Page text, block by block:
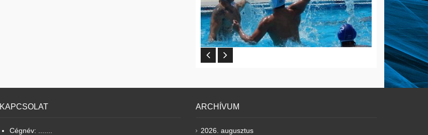
KAPCSOLAT
Cégnév: .......
ARCHÍVUM
2026. augusztus